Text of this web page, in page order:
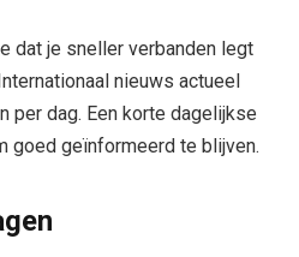
dat je sneller verbanden legt
nieuws actueel
per dag. Een korte dagelijkse
goed geïnformeerd te blijven.